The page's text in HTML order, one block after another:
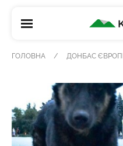
ГОЛОВНА ДОНБАС